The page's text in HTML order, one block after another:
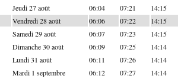
Jeudi 27 août 06:04 07:21 14:15
Vendredi 28 août 06:06 07:22 14:15
Samedi 29 août 06:07 07:23 14:15
Dimanche 30 août 06:09 07:25 14:14
Lundi 31 août 06:11 07:26 14:14
Mardi 1 septembre 06:12 07:27 14:14